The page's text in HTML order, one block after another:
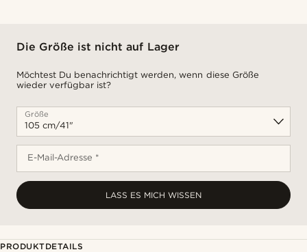
Die Größe ist nicht auf Lager
Möchtest Du benachrichtigt werden, wenn diese Größe
wieder verfügbar ist?
Größe
E-Mail-Adresse *
LASS ES MICH WISSEN
PRODUKTDETAILS